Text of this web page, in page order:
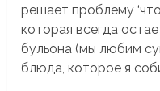
решает проблему
которая всегда
бульона (мы любим
блюда, которое я